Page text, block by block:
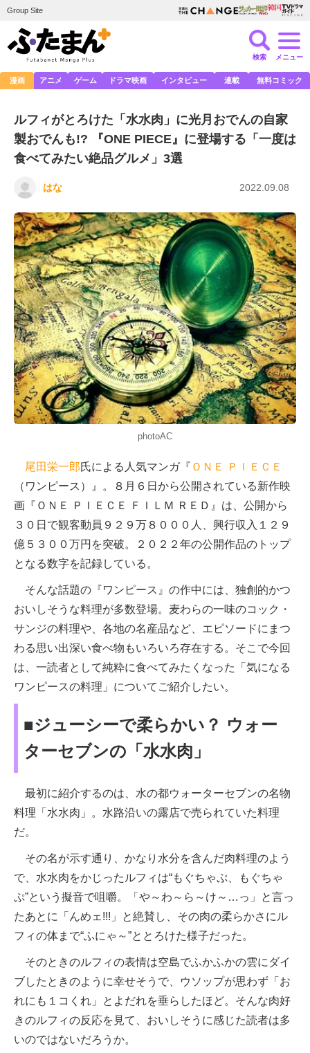
Group Site
検索 メニュー
漫画 アニメ ゲーム ドラマ映画 インタビュー 連載 無料コミック
ルフィがとろけた「水水肉」に光月おでんの自家
製おでんも!? 『ONE PIECE』に登場する「一度は
食べてみたい絶品グルメ」3選
はな 2022.09.08
photoAC
尾田栄一郎氏による人気マンガ『 ＯＮＥ ＰＩＥＣＥ
（ワンピース）』。８月６日から公開されている新作映
画『ＯＮＥ ＰＩＥＣＥ ＦＩＬＭ ＲＥＤ』は、公開から
３０日で観客動員９２９万８０００人、興行収入１２９
億５３００万円を突破。２０２２年の公開作品のトップ
となる数字を記録している。
そんな話題の『ワンピース』の作中には、独創的かつ
おいしそうな料理が多数登場。麦わらの一味のコック・
サンジの料理や、各地の名産品など、エピソードにまつ
わる思い出深い食べ物もいろいろ存在する。そこで今回
は、一読者として純粋に食べてみたくなった「気になる
ワンピースの料理」についてご紹介したい。
■ジューシーで柔らかい？ ウォー
ターセブンの「水水肉」
最初に紹介するのは、水の都ウォーターセブンの名物
料理「水水肉」。水路沿いの露店で売られていた料理
だ。
その名が示す通り、かなり水分を含んだ肉料理のよう
で、水水肉をかじったルフィは“もぐちゃぷ、もぐちゃ
ぷ”という擬音で咀嚼。「や～わ～ら～け～…っ」と言っ
たあとに「んめェ!!!」と絶賛し、その肉の柔らかさにル
フィの体まで“ふにゃ～”ととろけた様子だった。
そのときのルフィの表情は空島でふかふかの雲にダイ
ブしたときのように幸せそうで、ウソップが思わず「お
れにも１コくれ」とよだれを垂らしたほど。そんな肉好
きのルフィの反応を見て、おいしそうに感じた読者は多
いのではないだろうか。